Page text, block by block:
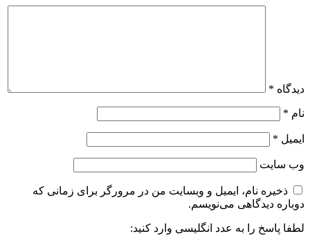
دیدگاه *
نام *
ایمیل *
وب‌ سایت
ذخیره نام، ایمیل و وبسایت من در مرورگر برای زمانی که
دوباره دیدگاهی می‌نویسم.
لطفا پاسخ را به عدد انگلیسی وارد کنید: